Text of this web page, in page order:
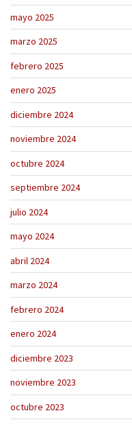
mayo 2025
marzo 2025
febrero 2025
enero 2025
diciembre 2024
noviembre 2024
octubre 2024
septiembre 2024
julio 2024
mayo 2024
abril 2024
marzo 2024
febrero 2024
enero 2024
diciembre 2023
noviembre 2023
octubre 2023